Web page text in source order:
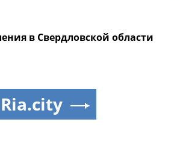
в Свердловской области
Ria.city